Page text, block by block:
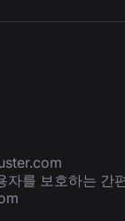
자를 보호하는 간